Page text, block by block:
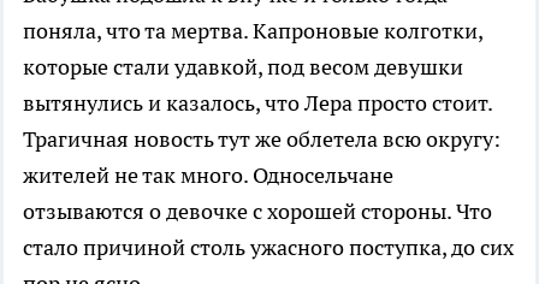
поняла, что та мертва. Капроновые колготки,
которые стали удавкой, под весом девушки
вытянулись и казалось, что Лера просто стоит.
Трагичная новость тут же облетела всю округу:
жителей не так много. Односельчане
отзываются о девочке с хорошей стороны. Что
стало причиной столь ужасного поступка, до сих